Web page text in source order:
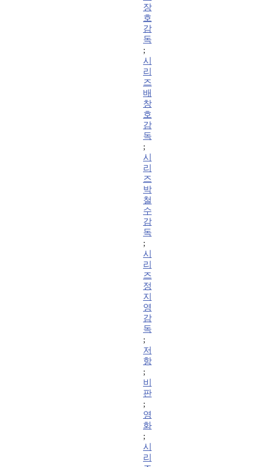
장
호
감
독
;
시
리
즈
배
창
호
감
독
;
시
리
즈
박
철
수
감
독
;
시
리
즈
정
지
영
감
독
;
저
항
;
비
판
;
영
화
;
시
리